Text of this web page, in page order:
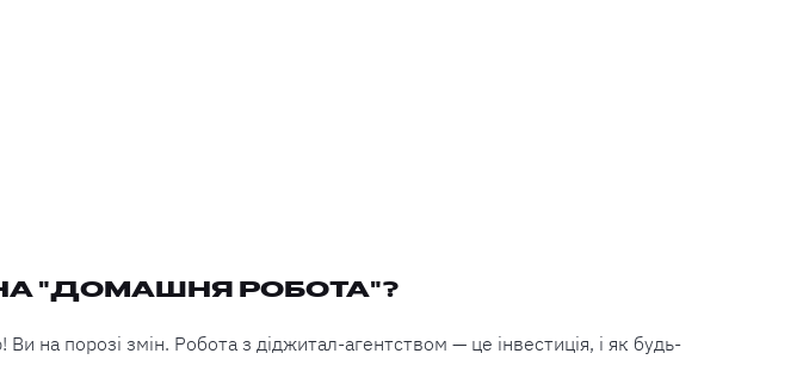
"ДОМАШНЯ РОБОТА"?
на порозі змін. Робота з діджитал-агентством — це інвестиція, і як будь-